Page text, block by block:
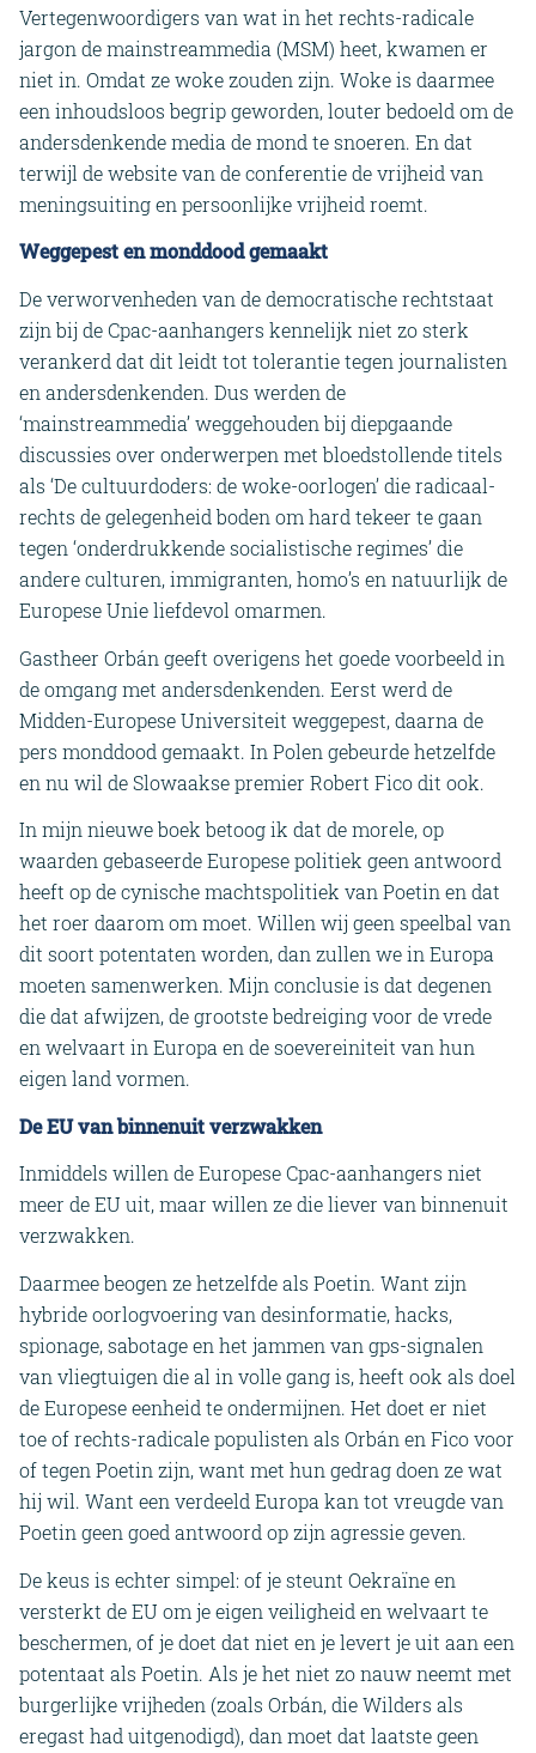
Vertegenwoordigers van wat in het rechts-radicale
jargon de mainstreammedia (MSM) heet, kwamen er
niet in. Omdat ze woke zouden zijn. Woke is daarmee
een inhoudsloos begrip geworden, louter bedoeld om de
andersdenkende media de mond te snoeren. En dat
terwijl de website van de conferentie de vrijheid van
meningsuiting en persoonlijke vrijheid roemt.
Weggepest en monddood gemaakt
De verworvenheden van de democratische rechtstaat
zijn bij de Cpac-aanhangers kennelijk niet zo sterk
verankerd dat dit leidt tot tolerantie tegen journalisten
en andersdenkenden. Dus werden de
‘mainstreammedia’ weggehouden bij diepgaande
discussies over onderwerpen met bloedstollende titels
als ‘De cultuurdoders: de woke-oorlogen’ die radicaal-
rechts de gelegenheid boden om hard tekeer te gaan
tegen ‘onderdrukkende socialistische regimes’ die
andere culturen, immigranten, homo’s en natuurlijk de
Europese Unie liefdevol omarmen.
Gastheer Orbán geeft overigens het goede voorbeeld in
de omgang met andersdenkenden. Eerst werd de
Midden-Europese Universiteit weggepest, daarna de
pers monddood gemaakt. In Polen gebeurde hetzelfde
en nu wil de Slowaakse premier Robert Fico dit ook.
In mijn nieuwe boek betoog ik dat de morele, op
waarden gebaseerde Europese politiek geen antwoord
heeft op de cynische machtspolitiek van Poetin en dat
het roer daarom om moet. Willen wij geen speelbal van
dit soort potentaten worden, dan zullen we in Europa
moeten samenwerken. Mijn conclusie is dat degenen
die dat afwijzen, de grootste bedreiging voor de vrede
en welvaart in Europa en de soevereiniteit van hun
eigen land vormen.
De EU van binnenuit verzwakken
Inmiddels willen de Europese Cpac-aanhangers niet
meer de EU uit, maar willen ze die liever van binnenuit
verzwakken.
Daarmee beogen ze hetzelfde als Poetin. Want zijn
hybride oorlogvoering van desinformatie, hacks,
spionage, sabotage en het jammen van gps-signalen
van vliegtuigen die al in volle gang is, heeft ook als doel
de Europese eenheid te ondermijnen. Het doet er niet
toe of rechts-radicale populisten als Orbán en Fico voor
of tegen Poetin zijn, want met hun gedrag doen ze wat
hij wil. Want een verdeeld Europa kan tot vreugde van
Poetin geen goed antwoord op zijn agressie geven.
De keus is echter simpel: of je steunt Oekraïne en
versterkt de EU om je eigen veiligheid en welvaart te
beschermen, of je doet dat niet en je levert je uit aan een
potentaat als Poetin. Als je het niet zo nauw neemt met
burgerlijke vrijheden (zoals Orbán, die Wilders als
eregast had uitgenodigd), dan moet dat laatste geen